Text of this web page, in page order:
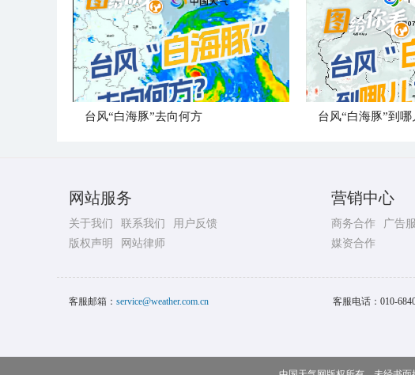
台风“白海豚”去向何方
网站服务
关于我们 联系我们
用户反馈
版权声明
网站律师
营销中心
商务合作
广告
媒资合作
客服邮箱： service@weather.com.cn 客服电话： 010-